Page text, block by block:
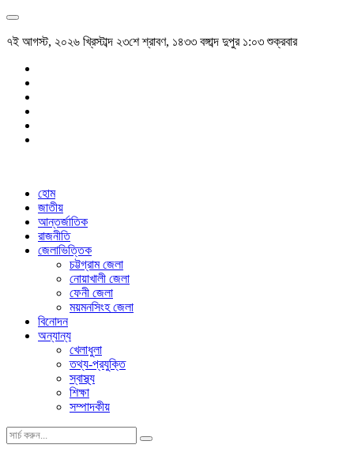
৭ই আগস্ট, ২০২৬ খ্রিস্টাব্দ ২৩শে শ্রাবণ, ১৪৩৩ বঙ্গাব্দ দুপুর ১:০৩ শুক্রবার
হোম
জাতীয়
আন্তর্জাতিক
রাজনীতি
জেলাভিত্তিক
চট্টগ্রাম জেলা
নোয়াখালী জেলা
ফেনী জেলা
ময়মনসিংহ জেলা
বিনোদন
অন্যান্য
খেলাধুলা
তথ্য-প্রযুক্তি
স্বাস্থ্য
শিক্ষা
সম্পাদকীয়